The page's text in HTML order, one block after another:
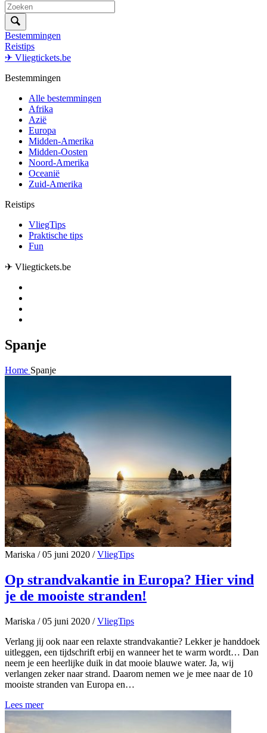
Bestemmingen
Reistips
✈ Vliegtickets.be
Bestemmingen
Alle bestemmingen
Afrika
Azië
Europa
Midden-Amerika
Midden-Oosten
Noord-Amerika
Oceanië
Zuid-Amerika
Reistips
VliegTips
Praktische tips
Fun
✈ Vliegtickets.be
Spanje
Home Spanje
Mariska /05 juni 2020 / VliegTips
Op strandvakantie in Europa? Hier vind
je de mooiste stranden!
Mariska /05 juni 2020 / VliegTips
Verlang jij ook naar een relaxte strandvakantie? Lekker je handdoek
uitleggen, een tijdschrift erbij en wanneer het te warm wordt… Dan
neem je een heerlijke duik in dat mooie blauwe water. Ja, wij
verlangen zeker naar strand. Daarom nemen we je mee naar de 10
mooiste stranden van Europa en…
Lees meer